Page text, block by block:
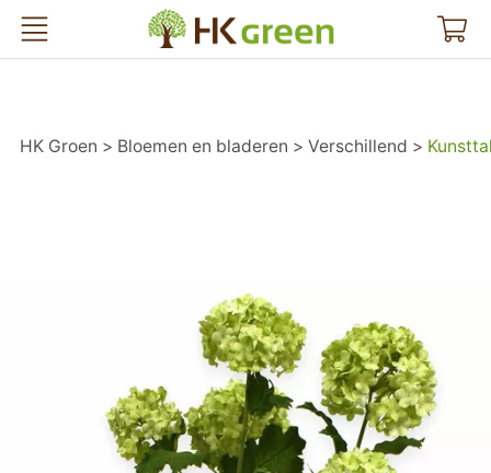
HK Groen
HK Groen Bloemen en bladeren Verschillend